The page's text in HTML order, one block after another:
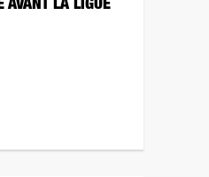
AVANT LA LIGUE